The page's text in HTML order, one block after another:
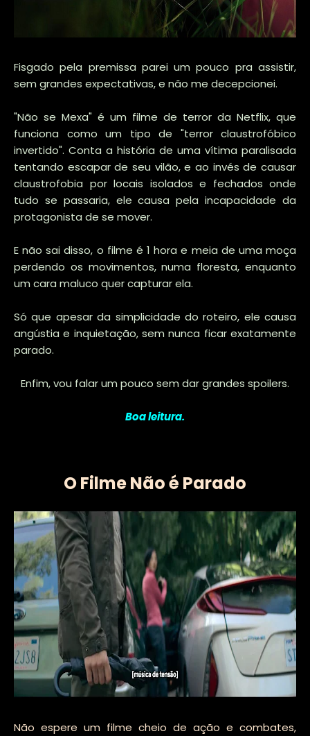
Fisgado pela premissa parei um pouco pra assistir,
sem grandes expectativas, e não me decepcionei.
"Não se Mexa" é um filme de terror da Netflix, que
funciona como um tipo de "terror claustrofóbico
invertido". Conta a história de uma vítima paralisada
tentando escapar de seu vilão, e ao invés de causar
claustrofobia por locais isolados e fechados onde
tudo se passaria, ele causa pela incapacidade da
protagonista de se mover.
E não sai disso, o filme é 1 hora e meia de uma moça
perdendo os movimentos, numa floresta, enquanto
um cara maluco quer capturar ela.
Só que apesar da simplicidade do roteiro, ele causa
angústia e inquietação, sem nunca ficar exatamente
parado.
Enfim, vou falar um pouco sem dar grandes spoilers.
Boa leitura.
O Filme Não é Parado
Não espere um filme cheio de ação e combates,